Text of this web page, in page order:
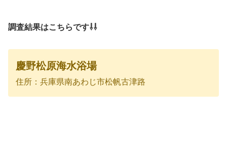
調査結果はこちらです⇩⇩
慶野松原海水浴場
住所：兵庫県南あわじ市松帆古津路